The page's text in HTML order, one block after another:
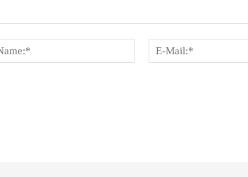
Name:*